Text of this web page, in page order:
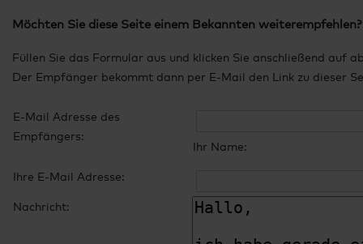
Möchten Sie diese Seite einem Bekannten weiterempfehlen?
Füllen Sie das Formular aus und klicken Sie anschließend auf
Der Empfänger bekommt dann per E-Mail den Link zu dieser
E-Mail Adresse des
Empfängers:
Ihr Name:
Ihre E-Mail Adresse:
Nachricht: